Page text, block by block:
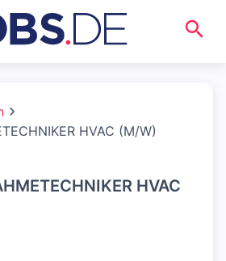
HVAC (M/W)
HVAC